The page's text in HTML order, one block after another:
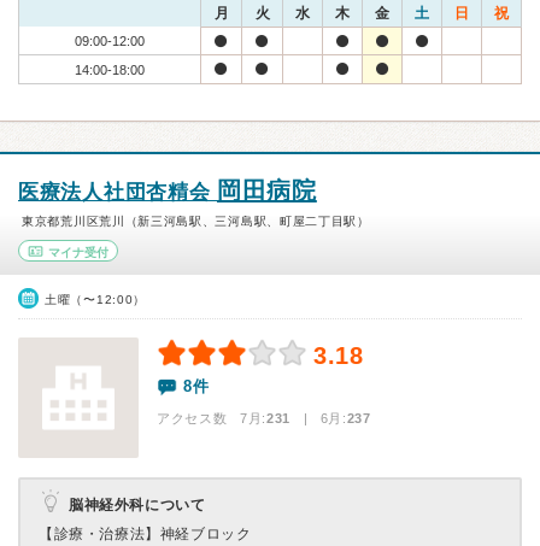
月 火 水 木 金 土 日 祝
09:00-12:00
14:00-18:00
医療法人社団杏精会 岡田病院
東京都荒川区荒川（新三河島駅、三河島駅、町屋二丁目駅）
マイナ受付
土曜（〜12:00）
3.18
8件
アクセス数 7月:231 | 6月:237
脳神経外科について
【診療・治療法】 神経ブロック